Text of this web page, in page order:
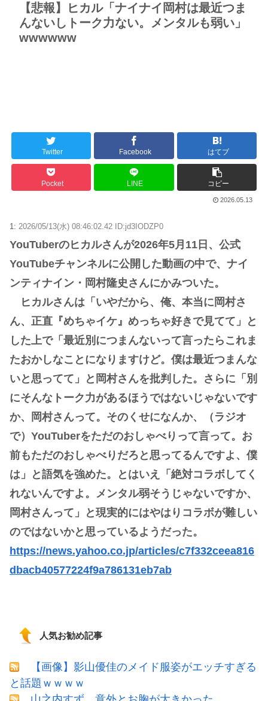
【悲報】ヒカル「ナイナイ岡村は最近つま
んないしトーク力ない。メンタルも弱い」
wwwwww
Twitter Facebook はてブ
Pocket LINE コピー
2026.05.13
1: 2026/05/13(水) 08:46:02.42 ID:jd3IODZP0
YouTuberのヒカルさんが2026年5月11日、公式
YouTubeチャンネルに公開した動画の中で、ナイ
ンティナイン・岡村隆史さんにかみついた。
ヒカルさんは「いやだから、俺、本当に岡村さ
ん、正直『めちゃイケ』めっちゃ好きで見てて」と
した上で「最近別につまんないって言ったらこれま
たおかしなことになりますけど。僕は最近つまんな
いと思ってて」と岡村さんを批判した。さらに「別
にそんなトーク力があるほうではないじゃないです
か、岡村さんって。そのくせになんか、（ラジオ
で）YouTuberをただのおしゃべりって言って。お
前もただのおしゃべりだろと思ってるんですよ、僕
は」と語気を強めた。とはいえ「絶対コラボしてく
れないんですよ。メンタル弱そうじゃないですか、
岡村さんって」と現実的にはやはりコラボが難しい
のではないかと思っているようだった。
https://news.yahoo.co.jp/articles/c7f332ceea816
dbacb40577224f9a786131eb7ab
人気お勧め記事
【画像】影山優佳のメイド服姿がエッチすぎる
と話題ｗｗｗｗ